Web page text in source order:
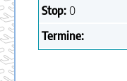
Stop: 0
Termine: